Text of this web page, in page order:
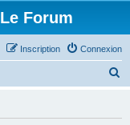
Forum
Connexion
Inscription